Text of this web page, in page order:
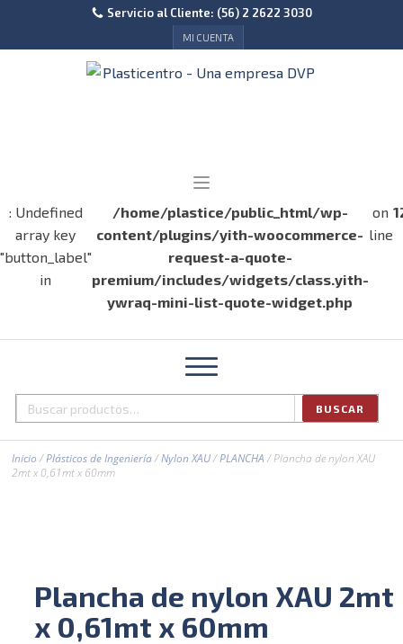
Servicio al Cliente: (56) 2 2622 3030
MI CUENTA
: Undefined
array key
"button_label"
in
/home/plastice/public_html/wp-
content/plugins/yith-woocommerce-
request-a-quote-
premium/includes/widgets/class.yith-
ywraq-mini-list-quote-widget.php
on
line
Buscar
BUSCAR
Inicio/Plásticos de Ingeniería/Nylon XAU/PLANCHA/ Plancha de nylon XAU
2mt x 0,61mt x 60mm
Plancha de nylon XAU 2mt
x 0,61mt x 60mm